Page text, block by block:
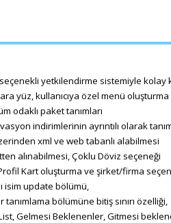
seçenekli yetkilendirme sistemiyle kolay
ara yüz, kullanıcıya özel menü
odaklı paket tanımları
indirimlerinin ayrıntılı olarak
xml ve web tabanlı alabilmesi
alınabilmesi, Çoklu Döviz seçeneği
Kart oluşturma ve şirket/firma
isim update bölümü,
bölümüne bitiş sınırı özelliği,
Gelmesi Beklenenler, Gitmesi